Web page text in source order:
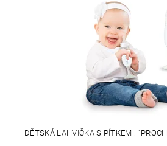
DĚTSKÁ LAHVIČKA S PÍTKEM .